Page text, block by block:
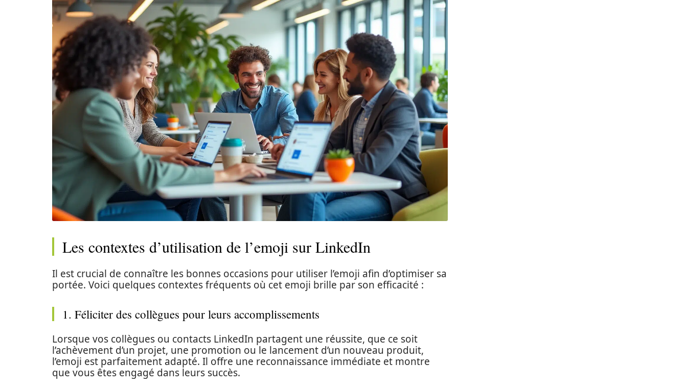
Les contextes d’utilisation de l’emoji sur LinkedIn
Il est crucial de connaître les bonnes occasions pour utiliser l’emoji afin d’optimiser sa
portée. Voici quelques contextes fréquents où cet emoji brille par son efficacité :
1. Féliciter des collègues pour leurs accomplissements
Lorsque vos collègues ou contacts LinkedIn partagent une réussite, que ce soit
l’achèvement d’un projet, une promotion ou le lancement d’un nouveau produit,
l’emoji est parfaitement adapté. Il offre une reconnaissance immédiate et montre
que vous êtes engagé dans leurs succès.